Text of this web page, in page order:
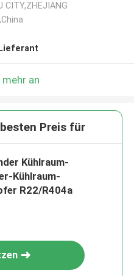
CITY,ZHEJIANG
mehr an
Preis für
Kühlraum-
Kühlraum-
R22/R404a